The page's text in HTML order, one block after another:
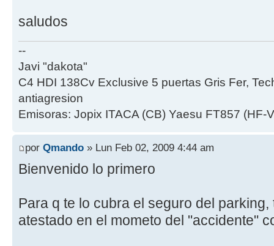
saludos
--
Javi "dakota"
C4 HDI 138Cv Exclusive 5 puertas Gris Fer,
antiagresion
Emisoras: Jopix ITACA (CB) Yaesu FT857 (HF-
por Qmando » Lun Feb 02, 2009 4:44 am
Bienvenido lo primero
Para q te lo cubra el seguro del
atestado en el mometo del "accidente"